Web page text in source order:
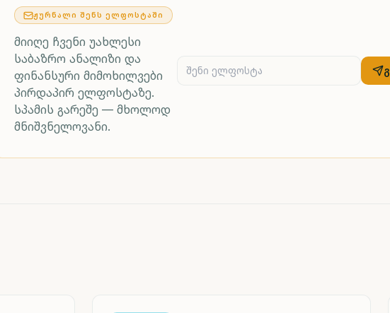
ᲟᲣᲠᲜᲐᲚᲘ ᲨᲔᲜᲡ ᲔᲚᲤᲝᲡᲢᲐᲨᲘ
მიიღე ჩვენი უახლესი
საბაზრო ანალიზი და
ფინანსური მიმოხილვები
პირდაპირ ელფოსტაზე.
სპამის გარეშე — მხოლოდ
მნიშვნელოვანი.